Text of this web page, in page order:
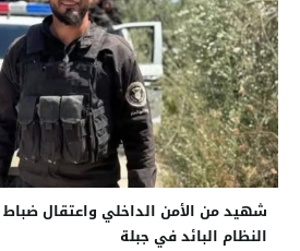
شهيد من الأمن الداخلي واعتقال
النظام البائد في جبلة